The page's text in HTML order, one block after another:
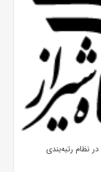
نظام رتبه‌بندی